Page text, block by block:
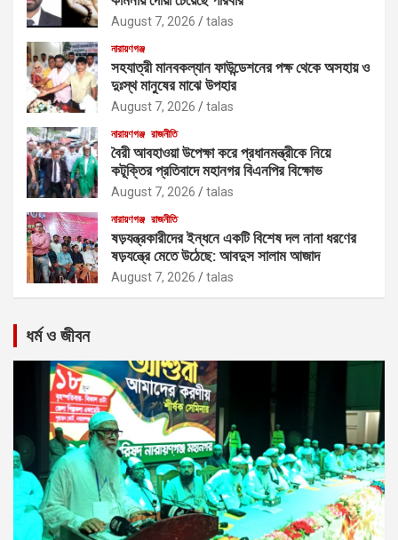
August 7, 2026 talas
নারায়ণগঞ্জ
সহযাত্রী মানবকল্যান ফাউন্ডেশনের পক্ষ থেকে অসহায় ও
দুঃস্থ মানুষের মাঝে উপহার
August 7, 2026 talas
নারায়ণগঞ্জ রাজনীতি
বৈরী আবহাওয়া উপেক্ষা করে প্রধানমন্ত্রীকে নিয়ে
কটূক্তির প্রতিবাদে মহানগর বিএনপির বিক্ষোভ
August 7, 2026 talas
নারায়ণগঞ্জ রাজনীতি
ষড়যন্ত্রকারীদের ইন্ধনে একটি বিশেষ দল নানা ধরণের
ষড়যন্ত্রে মেতে উঠেছে: আবদুস সালাম আজাদ
August 7, 2026 talas
ধর্ম ও জীবন